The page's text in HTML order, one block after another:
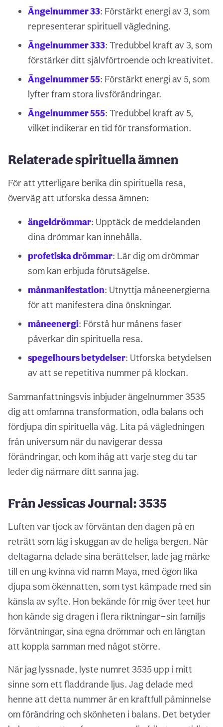
Ängelnummer 33: Förstärkt energi av 3, som
representerar spirituell vägledning.
Ängelnummer 333: Tredubbel kraft av 3, som
förstärker ditt självförtroende och kreativitet.
Ängelnummer 55: Förstärkt energi av 5, som
lyfter fram stora livsförändringar.
Ängelnummer 555: Tredubbel kraft av 5,
vilket indikerar en tid för transformation.
Relaterade spirituella ämnen
För att ytterligare berika din spirituella resa,
överväg att utforska dessa ämnen:
ängeldrömmar: Upptäck de meddelanden
dina drömmar kan innehålla.
profetiska drömmar: Lär dig om drömmar
som kan erbjuda förutsägelse.
månmanifestation: Utnyttja måneenergierna
för att manifestera dina önskningar.
måneenergi: Förstå hur månens faser
påverkar din spirituella resa.
spegelhours betydelser: Utforska betydelsen
av att se repetitiva nummer på klockan.
Sammanfattningsvis inbjuder ängelnummer 3535
dig att omfamna transformation, odla balans och
fördjupa din spirituella väg. Lita på vägledningen
från universum när du navigerar dessa
förändringar, och kom ihåg att varje steg du tar
leder dig närmare ditt sanna jag.
Från Jessicas Journal: 3535
Luften var tjock av förväntan den dagen på en
reträtt som låg i skuggan av de heliga bergen. När
deltagarna delade sina berättelser, lade jag märke
till en ung kvinna vid namn Maya, med ögon lika
djupa som ökennatten, som tyst kämpade med sin
känsla av syfte. Hon bekände för mig över teet hur
hon kände sig dragen i flera riktningar—sin familjs
förväntningar, sina egna drömmar och en längtan
att koppla samman med något större.
När jag lyssnade, lyste numret 3535 upp i mitt
sinne som ett fladdrande ljus. Jag delade med
henne att detta nummer är en kraftfull påminnelse
om förändring och skönheten i balans. Det betyder